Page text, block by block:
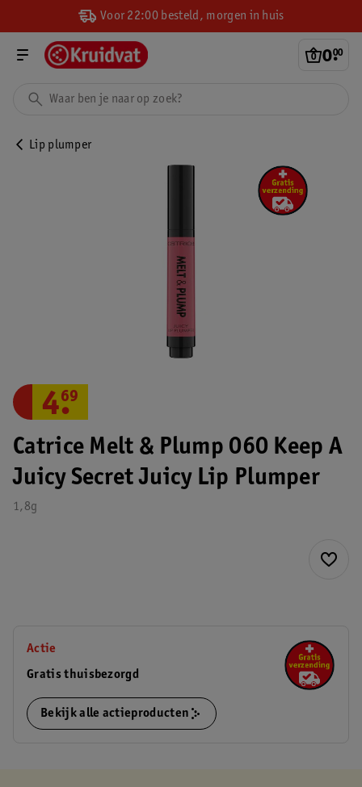
Voor 22:00 besteld, morgen in huis
0.
00
Lip plumper
Catrice Melt & Plump 060 Keep A
Juicy Secret Juicy Lip Plumper
1,8g
4.
69
Actie
Gratis thuisbezorgd
Bekijk alle actieproducten